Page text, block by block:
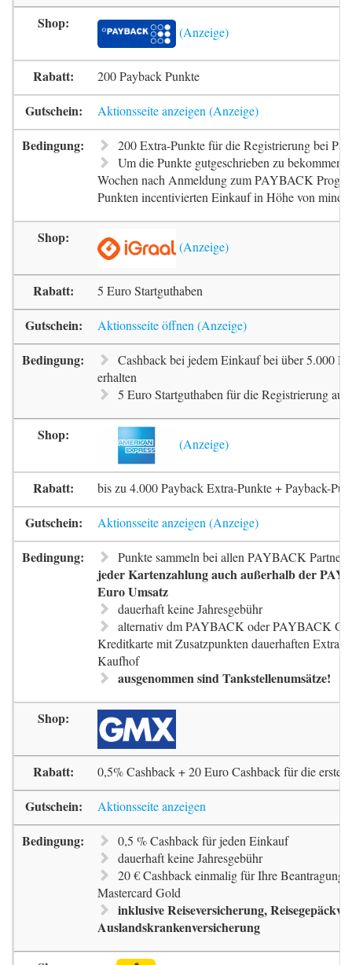
200 Payback Punkte
Aktionsseite anzeigen
200 Extra-Punkte für die Registrierung bei
Um die Punkte gutgeschrieben zu bekommen,
Wochen nach Anmeldung zum PAYBACK
Punkten incentivierten Einkauf in Höhe von
5 Euro Startguthaben
Aktionsseite öffnen
Cashback bei jedem Einkauf bei über 5.000
erhalten
5 Euro Startguthaben für die Registrierung
bis zu 4.000 Payback Extra-Punkte + Payback-
Aktionsseite anzeigen
Punkte sammeln bei allen PAYBACK
jeder Kartenzahlung auch außerhalb der
Euro Umsatz
dauerhaft keine Jahresgebühr
alternativ dm PAYBACK oder PAYBACK
Kreditkarte mit Zusatzpunkten dauerhaften Extra-
Kaufhof
ausgenommen sind Tankstellenumsätze!
0,5% Cashback + 20 Euro Cashback für die erste
Aktionsseite anzeigen
0,5 % Cashback für jeden Einkauf
dauerhaft keine Jahresgebühr
20 € Cashback einmalig für Ihre Beantragung
Mastercard Gold
inklusive Reiseversicherung,
Auslandskrankenversicherung